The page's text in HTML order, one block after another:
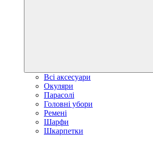
Всі аксесуари
Окуляри
Парасолі
Головні убори
Ремені
Шарфи
Шкарпетки